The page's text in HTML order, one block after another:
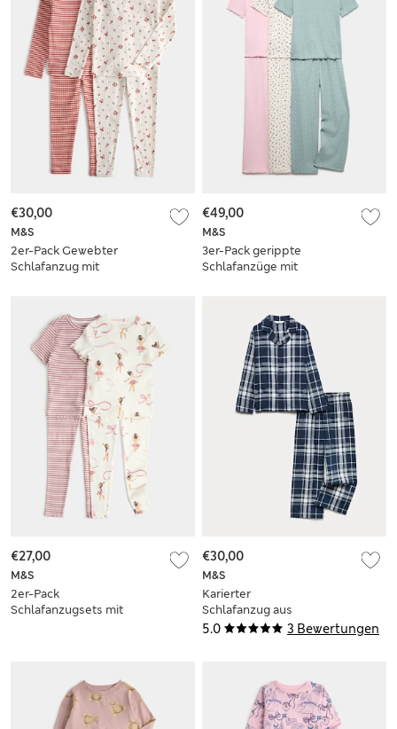
M&S
2er-Pack Gewebter
Schlafanzug mit
Monate – 8 Jahre)
€30,00
M&S
3er-Pack gerippte
Schlafanzüge mit
€49,00
M&S
2er-Pack
Schlafanzugsets mit
€27,00
5.0 3 Bewertungen
M&S
Karierter
Schlafanzug aus
reiner Baumwolle
€30,00